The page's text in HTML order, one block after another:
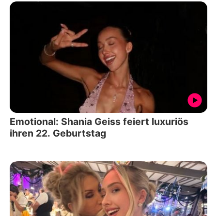
Emotional: Shania Geiss feiert luxuriös
ihren 22. Geburtstag